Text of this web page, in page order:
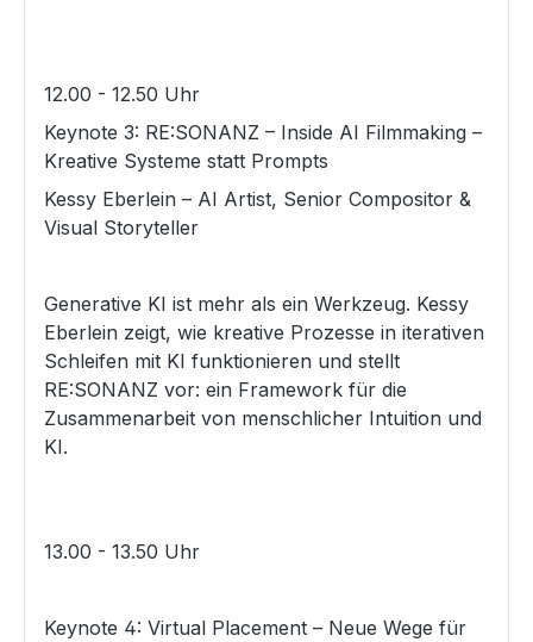
12.00 - 12.50 Uhr
Keynote 3: RE:SONANZ – Inside AI Filmmaking –
Kreative Systeme statt Prompts
Kessy Eberlein – AI Artist, Senior Compositor &
Visual Storyteller
Generative KI ist mehr als ein Werkzeug. Kessy
Eberlein zeigt, wie kreative Prozesse in iterativen
Schleifen mit KI funktionieren und stellt
RE:SONANZ vor: ein Framework für die
Zusammenarbeit von menschlicher Intuition und
KI.
13.00 - 13.50 Uhr
Keynote 4: Virtual Placement – Neue Wege für